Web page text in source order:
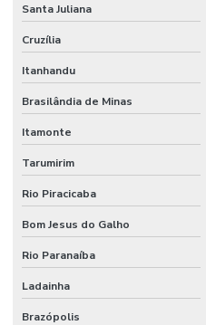
Santa Juliana
Cruzília
Itanhandu
Brasilândia de Minas
Itamonte
Tarumirim
Rio Piracicaba
Bom Jesus do Galho
Rio Paranaíba
Ladainha
Brazópolis